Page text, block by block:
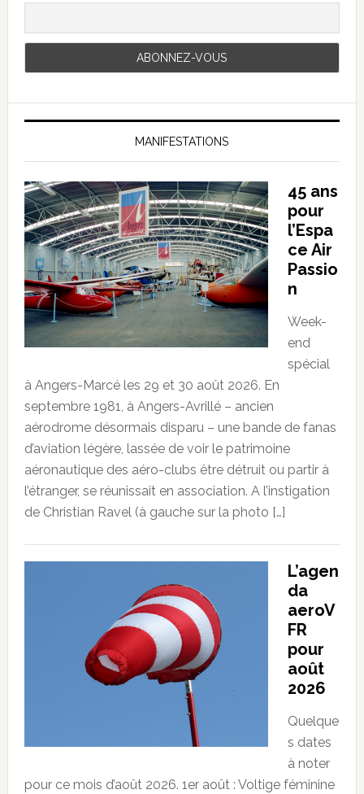
MANIFESTATIONS
45 ans
pour
l’Espa
ce Air
Passio
n
Week-
end
spécial
à Angers-Marcé les 29 et 30 août 2026. En
septembre 1981, à Angers-Avrillé – ancien
aérodrome désormais disparu – une bande de fanas
d’aviation légère, lassée de voir le patrimoine
aéronautique des aéro-clubs être détruit ou partir à
l’étranger, se réunissait en association. A l’instigation
de Christian Ravel (à gauche sur la photo […]
L’agen
da
aeroV
FR
pour
août
2026
Quelque
s dates
à noter
pour ce mois d’août 2026. 1er août : Voltige féminine